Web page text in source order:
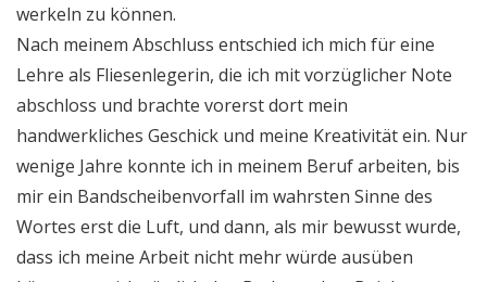
werkeln zu können.
Nach meinem Abschluss entschied ich mich für eine
Lehre als Fliesenlegerin, die ich mit vorzüglicher Note
abschloss und brachte vorerst dort mein
handwerkliches Geschick und meine Kreativität ein. Nur
wenige Jahre konnte ich in meinem Beruf arbeiten, bis
mir ein Bandscheibenvorfall im wahrsten Sinne des
Wortes erst die Luft, und dann, als mir bewusst wurde,
dass ich meine Arbeit nicht mehr würde ausüben